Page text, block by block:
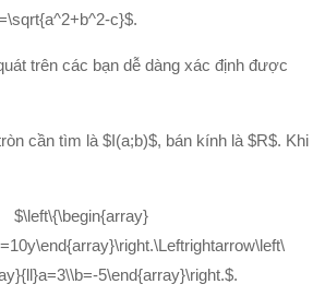
c}$.
trên các bạn dễ dàng xác định được
cần tìm là $I(a;b)$, bán kính là $R$. Khi
$\left\{\begin{array}
5\end{array}\right.$.